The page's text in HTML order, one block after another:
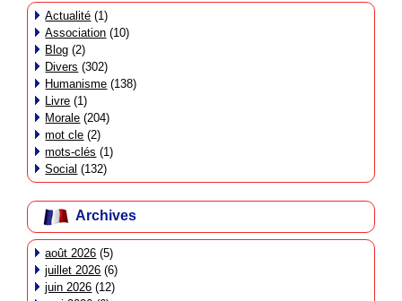
Actualité (1)
Association (10)
Blog (2)
Divers (302)
Humanisme (138)
Livre (1)
Morale (204)
mot cle (2)
mots-clés (1)
Social (132)
Archives
août 2026 (5)
juillet 2026 (6)
juin 2026 (12)